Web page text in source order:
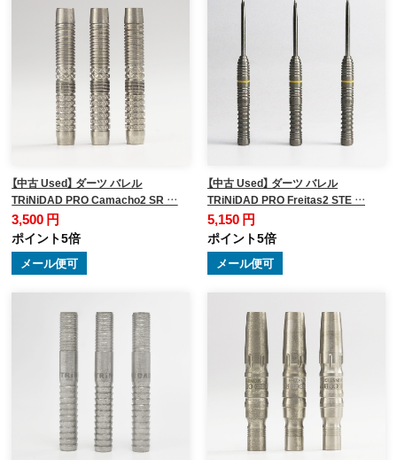
【中古 Used】 ダーツ バレル
TRiNiDAD PRO Camacho2 SR …
3,500 円
ポイント5倍
メール便可
【中古 Used】 ダーツ バレル
TRiNiDAD PRO Freitas2 STE …
5,150 円
ポイント5倍
メール便可